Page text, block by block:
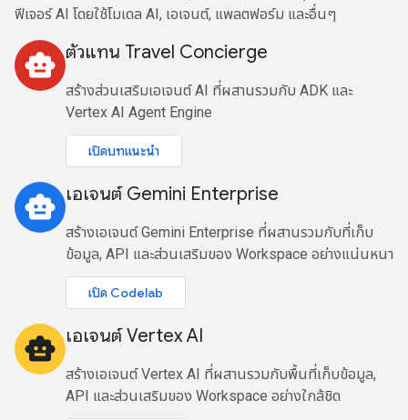
ฟีเจอร์ AI โดยใช้โมเดล AI, เอเจนต์, แพลตฟอร์ม และอื่นๆ
smart_toy ตัวแทน Travel Concierge
สร้างส่วนเสริมเอเจนต์ AI ที่ผสานรวมกับ ADK และ
Vertex AI Agent Engine
เปิดบทแนะนำ
smart_toy เอเจนต์ Gemini Enterprise
สร้างเอเจนต์ Gemini Enterprise ที่ผสานรวมกับที่เก็บ
ข้อมูล, API และส่วนเสริมของ Workspace อย่างแน่นหนา
เปิด Codelab
smart_toy เอเจนต์ Vertex AI
สร้างเอเจนต์ Vertex AI ที่ผสานรวมกับพื้นที่เก็บข้อมูล,
API และส่วนเสริมของ Workspace อย่างใกล้ชิด